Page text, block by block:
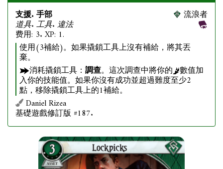
支援. 手部
道具. 工具. 違法
费用: 3. XP: 1.
流浪者
使用(3補給)。如果撬鎖工具上沒有補給，將其丟
棄。
消耗撬鎖工具： 調查。這次調查中將你的 數值加
入你的技能值。如果你沒有成功並超過難度至少2
點，移除撬鎖工具上的1補給。
Daniel Rizea
基礎遊戲修訂版 #187.